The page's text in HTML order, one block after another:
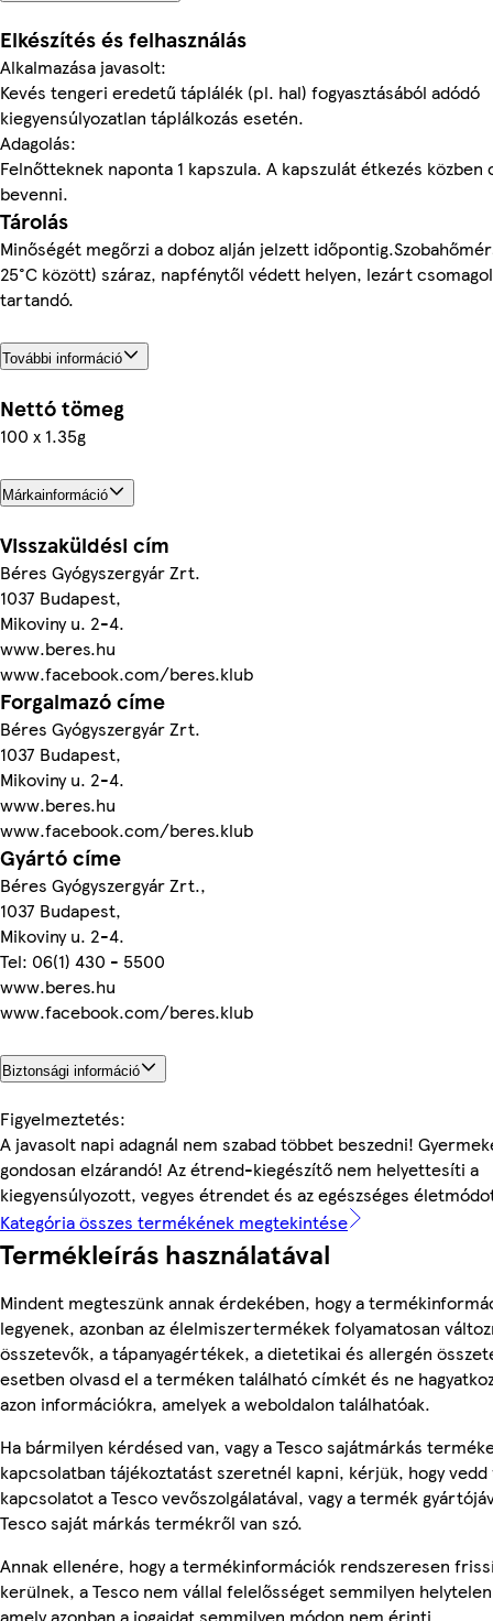
Elkészítés és felhasználás
Alkalmazása javasolt:
Kevés tengeri eredetű táplálék (pl. hal) fogyasztásából adódó
kiegyensúlyozatlan táplálkozás esetén.
Adagolás:
Felnőtteknek naponta 1 kapszula. A kapszulát étkezés közben
bevenni.
Tárolás
Minőségét megőrzi a doboz alján jelzett
25°C között) száraz, napfénytől védett helyen, lezárt
tartandó.
További információ
Nettó tömeg
100 x 1.35g
Márkainformáció
Visszaküldési cím
Béres Gyógyszergyár Zrt.
1037 Budapest,
Mikoviny u. 2-4.
www.beres.hu
www.facebook.com/beres.klub
Forgalmazó címe
Béres Gyógyszergyár Zrt.
1037 Budapest,
Mikoviny u. 2-4.
www.beres.hu
www.facebook.com/beres.klub
Gyártó címe
Béres Gyógyszergyár Zrt.,
1037 Budapest,
Mikoviny u. 2-4.
Tel: 06(1) 430 - 5500
www.beres.hu
www.facebook.com/beres.klub
Biztonsági információ
Figyelmeztetés:
A javasolt napi adagnál nem szabad többet beszedni!
gondosan elzárandó! Az étrend-kiegészítő nem helyettesíti a
kiegyensúlyozott, vegyes étrendet és az egészséges
Kategória összes termékének megtekintése
Termékleírás használatával
Mindent megteszünk annak érdekében, hogy a
legyenek, azonban az élelmiszertermékek folyamatosan
összetevők, a tápanyagértékek, a dietetikai és allergén
esetben olvasd el a terméken található címkét és ne
azon információkra, amelyek a weboldalon találhatóak.
Ha bármilyen kérdésed van, vagy a Tesco sajátmárkás
kapcsolatban tájékoztatást szeretnél kapni, kérjük, hogy vedd
kapcsolatot a Tesco vevőszolgálatával, vagy a termék
Tesco saját márkás termékről van szó.
Annak ellenére, hogy a termékinformációk rendszeresen
kerülnek, a Tesco nem vállal felelősséget semmilyen
amely azonban a jogaidat semmilyen módon nem érinti.